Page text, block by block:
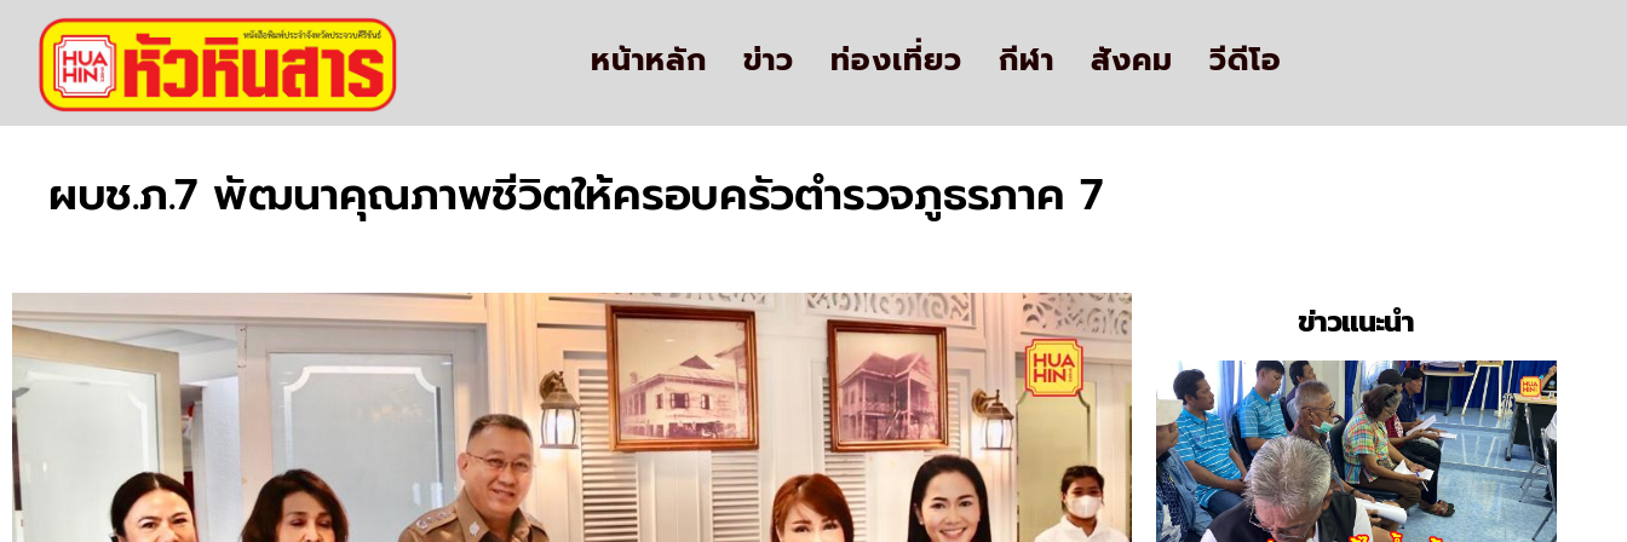
หน้าหลัก ข่าว ท่องเที่ยว กีฬา สังคม วีดีโอ
ผบช.ภ.7 พัฒนาคุณภาพชีวิตให้ครอบครัวตำรวจภูธรภาค 7
ข่าวแนะนำ